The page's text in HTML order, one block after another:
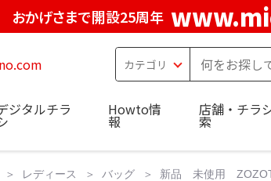
おかげさまで開設25周年
ジタルチラ Howto情
報
店舗・チラ
索
レディース バッグ 新品 未使用